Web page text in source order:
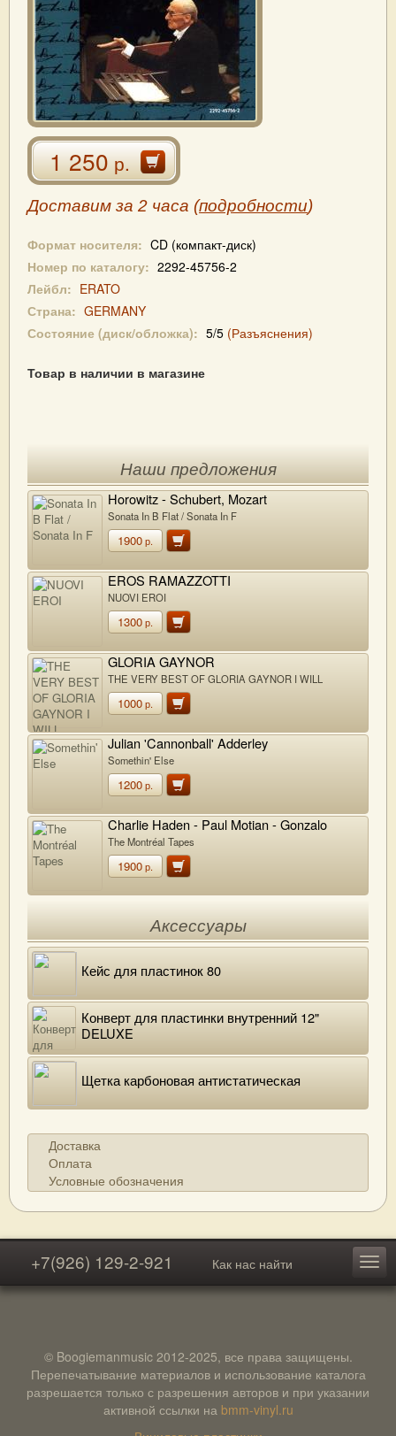
1 250р.
Доставим за 2 часа (подробности)
Формат носителя: CD (компакт-диск)
Номер по каталогу: 2292-45756-2
Лейбл: ERATO
Страна: GERMANY
Состояние (диск/обложка): 5/5 (Разъяснения)
Товар в наличии в магазине
Наши предложения
Horowitz - Schubert, Mozart
Sonata In B Flat / Sonata In F
1900р.
EROS RAMAZZOTTI
NUOVI EROI
1300р.
GLORIA GAYNOR
THE VERY BEST OF GLORIA GAYNOR I WILL
SURVIVE
1000р.
Julian 'Cannonball' Adderley
Somethin' Else
1200р.
Charlie Haden - Paul Motian - Gonzalo
Rubalcaba
The Montréal Tapes
1900р.
Аксессуары
Кейс для пластинок 80
Конверт для пластинки внутренний 12"
DELUXE
Щетка карбоновая антистатическая
Доставка
Оплата
Условные обозначения
+7(926) 129-2-921 Как нас найти
© Boogiemanmusic 2012-2025, все права защищены.
Перепечатывание материалов и использование каталога
разрешается только с разрешения авторов и при указании
активной ссылки на bmm-vinyl.ru